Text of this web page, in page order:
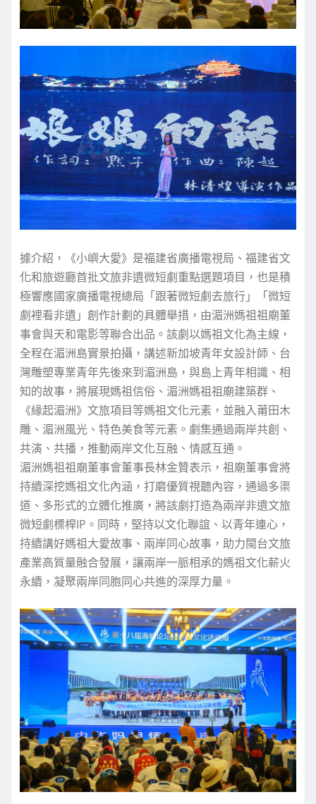
據介紹，《小嶼大愛》是福建省廣播電視局、福建省文
化和旅遊廳首批文旅非遺微短劇重點選題項目，也是積
極響應國家廣播電視總局「跟著微短劇去旅行」「微短
劇裡看非遺」創作計劃的具體舉措，由湄洲媽祖祖廟董
事會與天和電影等聯合出品。該劇以媽祖文化為主線，
全程在湄洲島實景拍攝，講述新加坡青年女設計師、台
灣雕塑專業青年先後來到湄洲島，與島上青年相識、相
知的故事，將展現媽祖信俗、湄洲媽祖祖廟建築群、
《緣起湄洲》文旅項目等媽祖文化元素，並融入莆田木
雕、湄洲風光、特色美食等元素。劇集通過兩岸共創、
共演、共播，推動兩岸文化互融、情感互通。
湄洲媽祖祖廟董事會董事長林金贊表示，祖廟董事會將
持續深挖媽祖文化內涵，打磨優質視聽內容，通過多渠
道、多形式的立體化推廣，將該劇打造為兩岸非遺文旅
微短劇標桿IP。同時，堅持以文化聯誼、以青年連心，
持續講好媽祖大愛故事、兩岸同心故事，助力閩台文旅
產業高質量融合發展，讓兩岸一脈相承的媽祖文化薪火
永續，凝聚兩岸同胞同心共進的深厚力量。